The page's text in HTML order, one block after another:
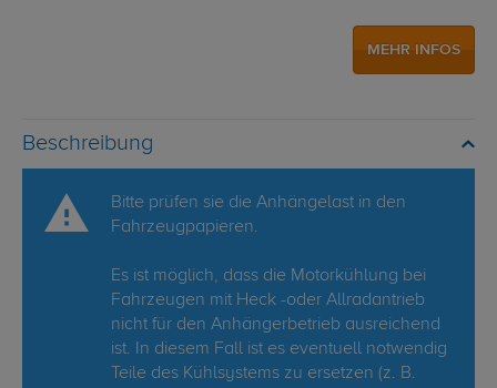
MEHR INFOS
Beschreibung
Bitte prüfen sie die Anhängelast in den
Fahrzeugpapieren.
Es ist möglich, dass die Motorkühlung bei
Fahrzeugen mit Heck -oder Allradantrieb
nicht für den Anhängerbetrieb ausreichend
ist. In diesem Fall ist es eventuell notwendig
Teile des Kühlsystems zu ersetzen (z. B.